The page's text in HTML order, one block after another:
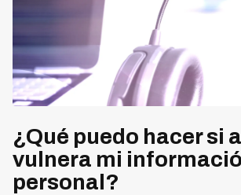
¿Qué puedo hacer si
vulnera mi
personal?